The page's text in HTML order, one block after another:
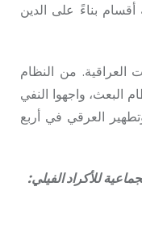
بناءً على الدين
العراقية. من النظام
البعث، واجهوا النفي
العرقي في أربع
للأكراد الفيلي: